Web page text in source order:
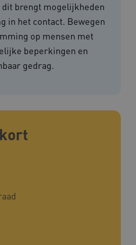
brengt mogelijkheden
in het contact. Bewegen
op mensen met
beperkingen en
gedrag.